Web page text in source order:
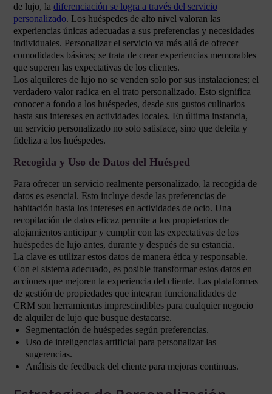
de lujo, la diferenciación se logra a través del servicio
personalizado. Los huéspedes de alto nivel valoran las
experiencias únicas adecuadas a sus preferencias y necesidades
individuales. Personalizar el servicio va más allá de ofrecer
comodidades básicas; se trata de crear experiencias memorables
que superen las expectativas de los clientes.
Los alquileres de lujo no se venden solo por sus instalaciones; el
verdadero valor radica en el trato personalizado. Esto significa
conocer a fondo a los huéspedes, desde sus gustos culinarios
hasta sus intereses en actividades locales. En última instancia,
un servicio personalizado no solo satisface, sino que deleita y
fideliza a los huéspedes.
Recogida y Uso de Datos del Huésped
Para ofrecer un servicio realmente personalizado, la recogida de
datos es esencial. Esto incluye desde las preferencias de
habitación hasta los intereses en actividades de ocio. Una
recopilación de datos eficaz permite a los propietarios de
alojamientos anticipar y cumplir con las expectativas de los
huéspedes de lujo antes, durante y después de su estancia.
La clave es utilizar estos datos de manera ética y responsable.
Con el sistema adecuado, es posible transformar estos datos en
acciones que mejoren la experiencia del cliente. Las plataformas
de gestión de propiedades que integran funcionalidades de
CRM son herramientas imprescindibles para cualquier negocio
de alquiler de lujo que busque destacarse.
Segmentación de huéspedes según preferencias.
Uso de inteligencias artificial para personalizar las
sugerencias.
Análisis de feedback del cliente para mejoras continuas.